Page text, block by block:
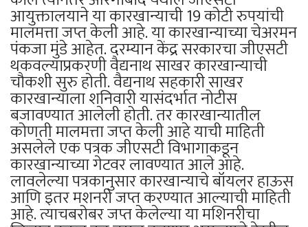
आयुक्तालयाने या कारखान्याची 19 कोटी रुपयांची
मालमत्ता जप्त केली आहे. या कारखान्याच्या चेअरमन
पंकजा मुंडे आहेत. दरम्यान केंद्र सरकारचा जीएसटी
थकवल्याप्रकरणी वैद्यनाथ साखर कारखान्याची
चौकशी सुरु होती. वैद्यनाथ सहकारी साखर
कारखान्याला शनिवारी यासंदर्भात नोटीस
बजावण्यात आलेली होती. तर कारखान्यातील
कोणती मालमत्ता जप्त केली आहे याची माहिती
असलेले एक पत्रक जीएसटी विभागाकडून
कारखान्याच्या गेटवर लावण्यात आले आहे.
लावलेल्या पत्रकानुसार कारखान्याचे बॉयलर हाऊस
आणि इतर मशनरी जप्त करण्यात आल्याची माहिती
आहे. त्याचबरोबर जप्त केलेल्या या मशिनरीचा